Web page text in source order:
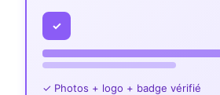
✓
✓ Photos + logo + badge vérifié